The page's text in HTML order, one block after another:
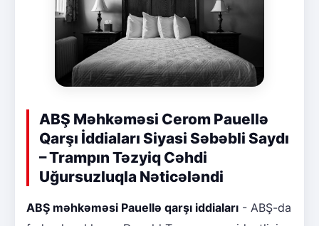
ABŞ Məhkəməsi Cerom Pauellə
Qarşı İddiaları Siyasi Səbəbli Saydı
– Trampın Təzyiq Cəhdi
Uğursuzluqla Nəticələndi
ABŞ məhkəməsi Pauellə qarşı iddiaları - ABŞ-da